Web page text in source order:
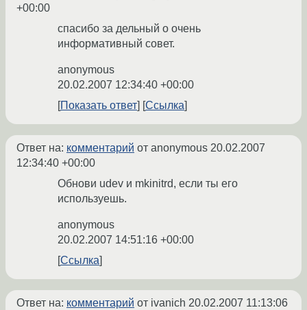
+00:00
спасибо за дельный о очень
информативный совет.
anonymous
20.02.2007 12:34:40 +00:00
Показать ответ
Ссылка
Ответ на: комментарий от anonymous 20.02.2007
12:34:40 +00:00
Обнови udev и mkinitrd, если ты его
используешь.
anonymous
20.02.2007 14:51:16 +00:00
Ссылка
Ответ на: комментарий от ivanich 20.02.2007 11:13:06